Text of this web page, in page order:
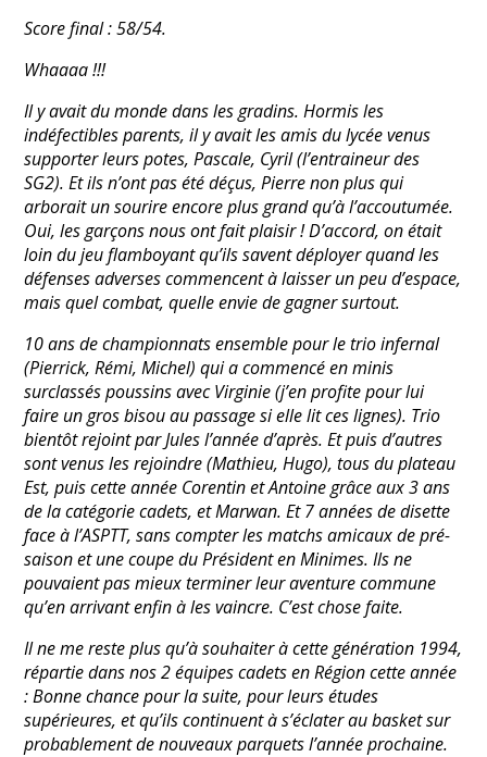
Score final : 58/54.
Whaaaa !!!
Il y avait du monde dans les gradins. Hormis les
indéfectibles parents, il y avait les amis du lycée venus
supporter leurs potes, Pascale, Cyril (l’entraineur des
SG2). Et ils n’ont pas été déçus, Pierre non plus qui
arborait un sourire encore plus grand qu’à l’accoutumée.
Oui, les garçons nous ont fait plaisir ! D’accord, on était
loin du jeu flamboyant qu’ils savent déployer quand les
défenses adverses commencent à laisser un peu d’espace,
mais quel combat, quelle envie de gagner surtout.
10 ans de championnats ensemble pour le trio infernal
(Pierrick, Rémi, Michel) qui a commencé en minis
surclassés poussins avec Virginie (j’en profite pour lui
faire un gros bisou au passage si elle lit ces lignes). Trio
bientôt rejoint par Jules l’année d’après. Et puis d’autres
sont venus les rejoindre (Mathieu, Hugo), tous du plateau
Est, puis cette année Corentin et Antoine grâce aux 3 ans
de la catégorie cadets, et Marwan. Et 7 années de disette
face à l’ASPTT, sans compter les matchs amicaux de pré-
saison et une coupe du Président en Minimes. Ils ne
pouvaient pas mieux terminer leur aventure commune
qu’en arrivant enfin à les vaincre. C’est chose faite.
Il ne me reste plus qu’à souhaiter à cette génération 1994,
répartie dans nos 2 équipes cadets en Région cette année
: Bonne chance pour la suite, pour leurs études
supérieures, et qu’ils continuent à s’éclater au basket sur
probablement de nouveaux parquets l’année prochaine.